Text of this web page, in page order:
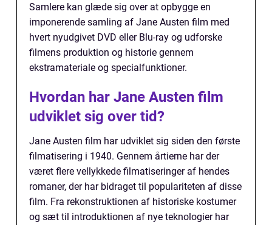
Samlere kan glæde sig over at opbygge en
imponerende samling af Jane Austen film med
hvert nyudgivet DVD eller Blu-ray og udforske
filmens produktion og historie gennem
ekstramateriale og specialfunktioner.
Hvordan har Jane Austen film
udviklet sig over tid?
Jane Austen film har udviklet sig siden den første
filmatisering i 1940. Gennem årtierne har der
været flere vellykkede filmatiseringer af hendes
romaner, der har bidraget til populariteten af disse
film. Fra rekonstruktionen af historiske kostumer
og sæt til introduktionen af nye teknologier har